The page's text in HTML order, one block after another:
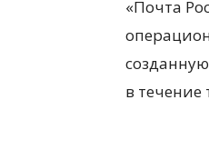
«Почта
в течение